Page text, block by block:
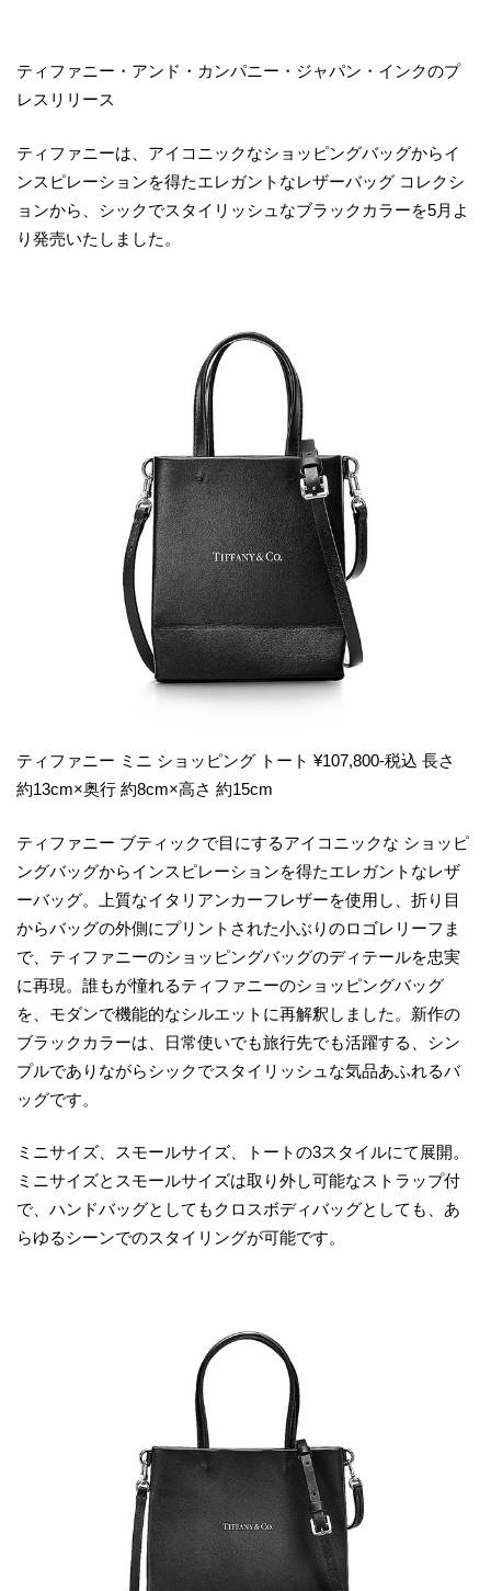
ティファニー・アンド・カンパニー・ジャパン・インクのプ
レスリリース
ティファニーは、アイコニックなショッピングバッグからイ
ンスピレーションを得たエレガントなレザーバッグ コレクシ
ョンから、シックでスタイリッシュなブラックカラーを5月よ
り発売いたしました。
ティファニー ミニ ショッピング トート ¥107,800-税込 長さ
約13cm×奥行 約8cm×高さ 約15cm
ティファニー ブティックで目にするアイコニックな ショッピ
ングバッグからインスピレーションを得たエレガントなレザ
ーバッグ。上質なイタリアンカーフレザーを使用し、折り目
からバッグの外側にプリントされた小ぶりのロゴレリーフま
で、ティファニーのショッピングバッグのディテールを忠実
に再現。誰もが憧れるティファニーのショッピングバッグ
を、モダンで機能的なシルエットに再解釈しました。新作の
ブラックカラーは、日常使いでも旅行先でも活躍する、シン
プルでありながらシックでスタイリッシュな気品あふれるバ
ッグです。
ミニサイズ、スモールサイズ、トートの3スタイルにて展開。
ミニサイズとスモールサイズは取り外し可能なストラップ付
で、ハンドバッグとしてもクロスボディバッグとしても、あ
らゆるシーンでのスタイリングが可能です。